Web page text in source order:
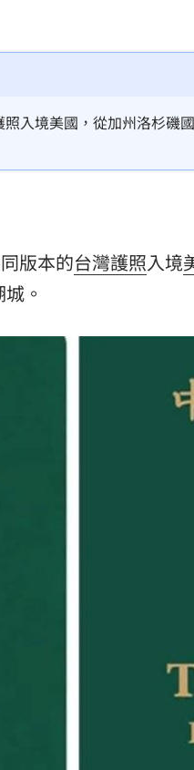
13:23
入境美國，從加州洛杉磯
版本的台灣護照入境
。